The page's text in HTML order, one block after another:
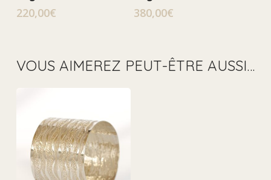
220,00€ 380,00€
VOUS AIMEREZ PEUT-ÊTRE AUSSI…